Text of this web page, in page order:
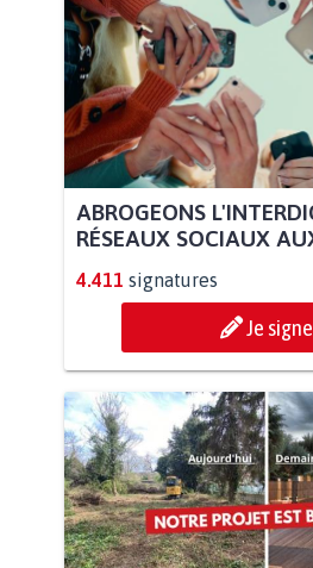
ABROGEONS
RÉSEAUX SOCIAUX
4.411 signatures
Je signe